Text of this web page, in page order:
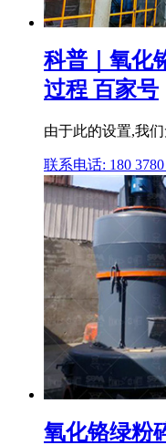
科普｜氧化
过程 百家号
由于此的设置,我
联系电话: 180 3780
氧化铬绿粉